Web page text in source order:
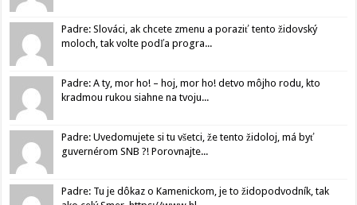
Padre: Slováci, ak chcete zmenu a poraziť tento židovský
moloch, tak volte podľa progra...
Padre: A ty, mor ho! – hoj, mor ho! detvo môjho rodu, kto
kradmou rukou siahne na tvoju...
Padre: Uvedomujete si tu všetci, že tento židoloj, má byť
guvernérom SNB ?! Porovnajte...
Padre: Tu je dôkaz o Kamenickom, je to židopodvodník, tak